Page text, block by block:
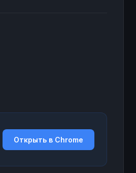
Открыть в Chrome